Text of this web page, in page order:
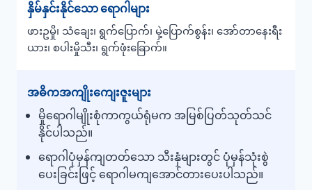
နှိမ်နှင်းနိုင်သော ရောဂါများ
ဖားဥမှို၊ သံချေး၊ ရွက်ပြောက်၊ မှဲ့ပြောက်စွန်း၊ အော်တာနေးရီး
ယား၊ စပါးမှိုသီး၊ ရွက်ဖုံးခြောက်။
အဓိကအကျိုးကျေးဇူးများ
မှိုရောဂါမျိုးစုံကာကွယ်ရုံမက အမြစ်ပြတ်သုတ်သင်
နိုင်ပါသည်။
ရောဂါပုံမှန်ကျတတ်သော သီးနှံများတွင် ပုံမှန်သုံးစွဲ
ပေးခြင်းဖြင့် ရောဂါမကျအောင်တားပေးပါသည်။